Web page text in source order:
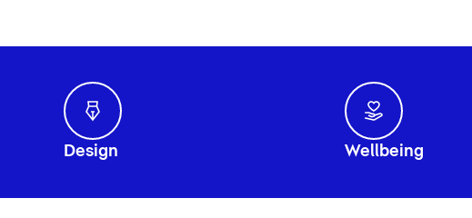
Design Wellbeing